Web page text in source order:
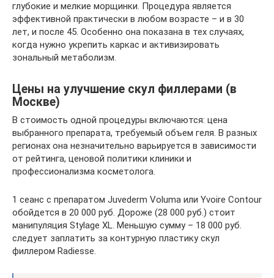
глубокие и мелкие морщинки. Процедура является
эффективной практически в любом возрасте – и в 30
лет, и после 45. Особенно она показана в тех случаях,
когда нужно укрепить каркас и активизировать
зональный метаболизм.
Цены на улучшение скул филлерами (в
Москве)
В стоимость одной процедуры включаются: цена
выбранного препарата, требуемый объем геля. В разных
регионах она незначительно варьируется в зависимости
от рейтинга, ценовой политики клиники и
профессионализма косметолога.
1 сеанс с препаратом Juvederm Voluma или Yvoire Contour
обойдется в 20 000 руб. Дороже (28 000 руб.) стоит
манипуляция Stylage XL. Меньшую сумму – 18 000 руб.
следует заплатить за контурную пластику скул
филлером Radiesse.